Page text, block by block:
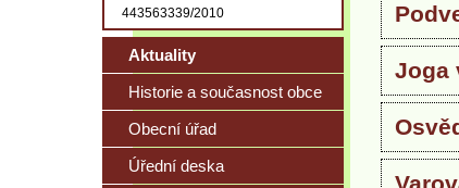
Joga
443563339/2010
Aktuality
Historie a současnost obce
Obecní úřad
Úřední deska